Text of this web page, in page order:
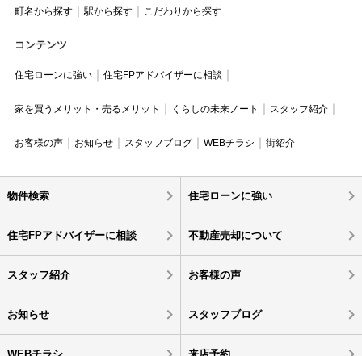
町名から探す 駅から探す こだわりから探す
コンテンツ
住宅ローンに強い 住宅FPアドバイザーに相談
家を買うメリット・売るメリット くらしの未来ノート スタッフ紹介
お客様の声 お知らせ スタッフブログ WEBチラシ 街紹介
物件検索 住宅ローンに強い
住宅FPアドバイザーに相談 不動産売却について
スタッフ紹介 お客様の声
お知らせ スタッフブログ